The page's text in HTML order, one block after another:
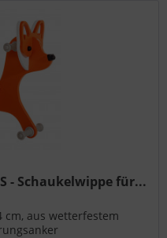
- Schaukelwippe für...
cm, aus wetterfestem